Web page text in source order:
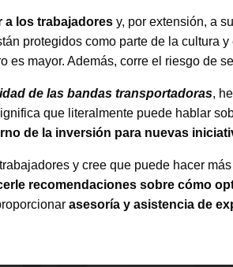
a los trabajadores y, por extensión, a
protegidos como parte de la cultura y
es mayor. Además, corre el riesgo de
de las bandas transportadoras,
que literalmente puede hablar
de la inversión para nuevas
y cree que puede hacer
recomendaciones sobre cómo
asesoría y asistencia de